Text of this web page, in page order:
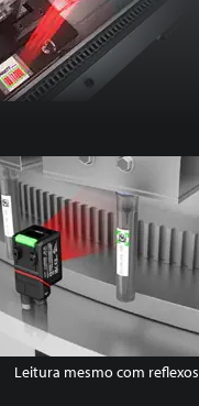
Leitura mesmo com reflexos